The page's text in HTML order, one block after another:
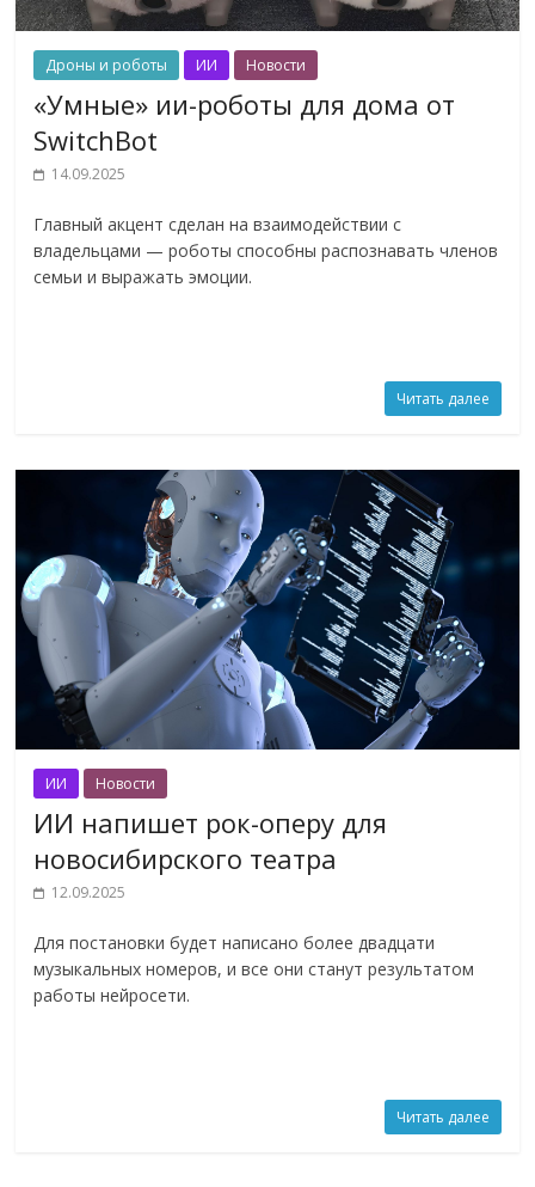
Дроны и роботы ИИ Новости
«Умные» ии-роботы для дома от
SwitchBot
14.09.2025
Главный акцент сделан на взаимодействии с
владельцами — роботы способны распознавать членов
семьи и выражать эмоции.
Читать далее
ИИ Новости
ИИ напишет рок-оперу для
новосибирского театра
12.09.2025
Для постановки будет написано более двадцати
музыкальных номеров, и все они станут результатом
работы нейросети.
Читать далее